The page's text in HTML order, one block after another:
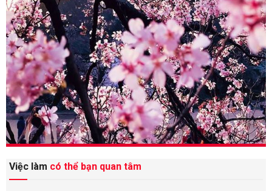
Việc làm có thể bạn quan tâm